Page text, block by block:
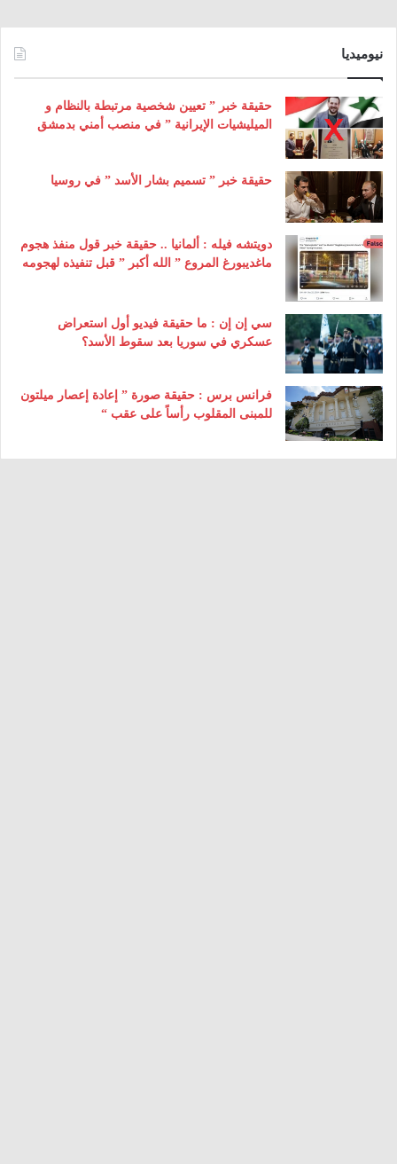
نيوميديا
حقيقة خبر ” تعيين شخصية مرتبطة بالنظام و
الميليشيات الإيرانية ” في منصب أمني بدمشق
حقيقة خبر ” تسميم بشار الأسد ” في روسيا
دويتشه فيله : ألمانيا .. حقيقة خبر قول منفذ هجوم
ماغديبورغ المروع ” الله أكبر ” قبل تنفيذه لهجومه
سي إن إن : ما حقيقة فيديو أول استعراض
عسكري في سوريا بعد سقوط الأسد؟
فرانس برس : حقيقة صورة ” إعادة إعصار ميلتون
للمبنى المقلوب رأساً على عقب “